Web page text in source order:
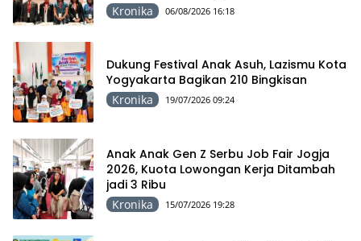
Kronika 06/08/2026 16:18
Dukung Festival Anak Asuh, Lazismu Kota
Yogyakarta Bagikan 210 Bingkisan
Kronika 19/07/2026 09:24
Anak Anak Gen Z Serbu Job Fair Jogja
2026, Kuota Lowongan Kerja Ditambah
jadi 3 Ribu
Kronika 15/07/2026 19:28